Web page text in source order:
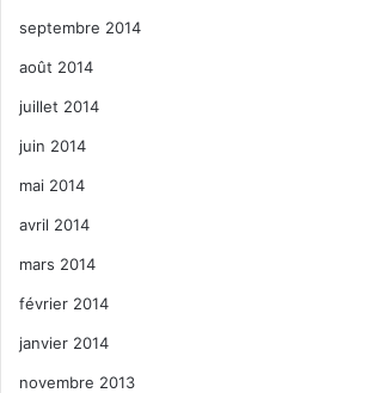
septembre 2014
août 2014
juillet 2014
juin 2014
mai 2014
avril 2014
mars 2014
février 2014
janvier 2014
novembre 2013